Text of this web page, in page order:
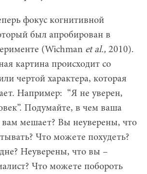
фокус когнитивной
был апробирован в
(Wichman et al., 2010).
картина происходит со
чертой характера, которая
Например: “Я не уверен,
Подумайте, в чем ваша
вам мешает? Вы неуверены, что
Что можете похудеть?
Неуверены, что вы –
Что можете побороть